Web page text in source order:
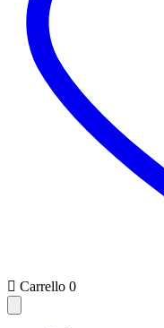
 Carrello 0